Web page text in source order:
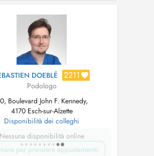
sur mon site internet : ...
DOEBLÉ 2211
Podologo
Boulevard John F. Kennedy,
4170 Esch-sur-Alzette
Disponibilità dei colleghi
Nessuna disponibilità online
per prendere appuntamento